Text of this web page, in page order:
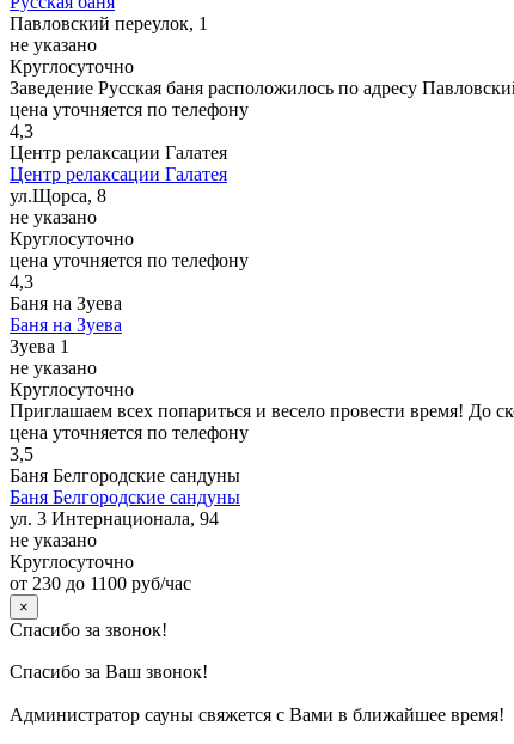
Павловский переулок, 1
не указано
Круглосуточно
Заведение Русская баня расположилось по адресу
цена уточняется по телефону
4,3
Центр релаксации Галатея
Центр релаксации Галатея
ул.Щорса, 8
не указано
Круглосуточно
цена уточняется по телефону
4,3
Баня на Зуева
Баня на Зуева
Зуева 1
не указано
Круглосуточно
Приглашаем всех попариться и весело провести время! До
цена уточняется по телефону
3,5
Баня Белгородские сандуны
Баня Белгородские сандуны
ул. 3 Интернационала, 94
не указано
Круглосуточно
от 230 до 1100 руб/час
×
Спасибо за звонок!
Спасибо за Ваш звонок!
Администратор сауны свяжется с Вами в ближайшее время!